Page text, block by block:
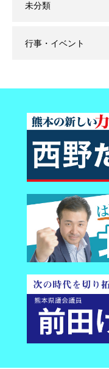
未分類
行事・イベント